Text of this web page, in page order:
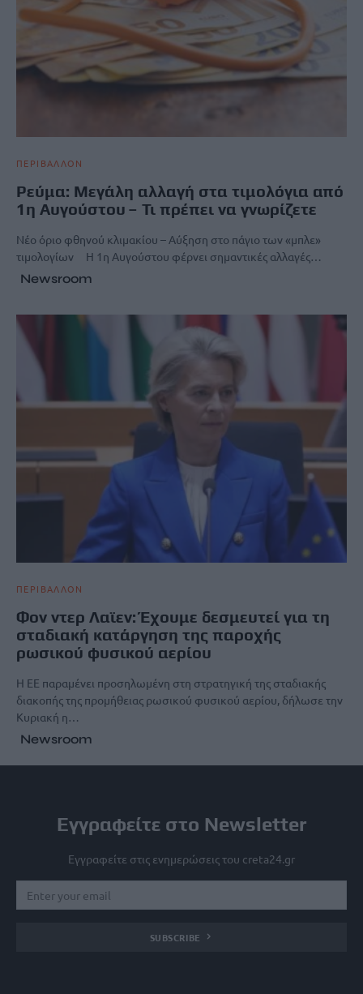
ΠΕΡΙΒΑΛΛΟΝ
Ρεύμα: Μεγάλη αλλαγή στα τιμολόγια από
1η Αυγούστου – Τι πρέπει να γνωρίζετε
Νέο όριο φθηνού κλιμακίου – Αύξηση στο πάγιο των «μπλε»
τιμολογίων Η 1η Αυγούστου φέρνει σημαντικές αλλαγές…
Newsroom
ΠΕΡΙΒΑΛΛΟΝ
Φον ντερ Λαϊεν: Έχουμε δεσμευτεί για τη
σταδιακή κατάργηση της παροχής
ρωσικού φυσικού αερίου
Η ΕΕ παραμένει προσηλωμένη στη στρατηγική της σταδιακής
διακοπής της προμήθειας ρωσικού φυσικού αερίου, δήλωσε την
Κυριακή η…
Newsroom
Εγγραφείτε στο Newsletter
Εγγραφείτε στις ενημερώσεις του creta24.gr
SUBSCRIBE